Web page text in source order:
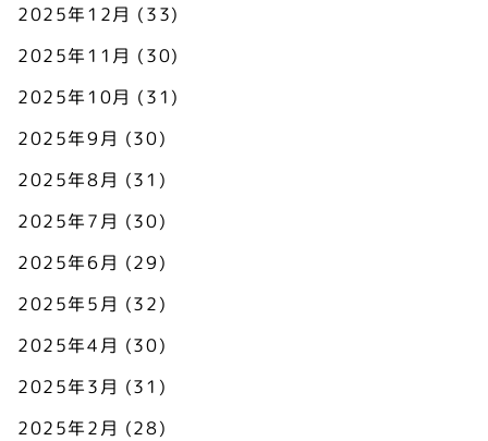
2025年12月 (33)
2025年11月 (30)
2025年10月 (31)
2025年9月 (30)
2025年8月 (31)
2025年7月 (30)
2025年6月 (29)
2025年5月 (32)
2025年4月 (30)
2025年3月 (31)
2025年2月 (28)